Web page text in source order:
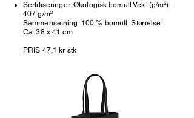
Sertifiseringer: Økologisk bomull Vekt (g/m²):
407 g/m²
Sammensetning: 100 % bomull Størrelse:
Ca. 38 x 41 cm
PRIS 47,1 kr stk